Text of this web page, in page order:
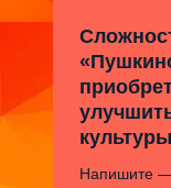
Напишите